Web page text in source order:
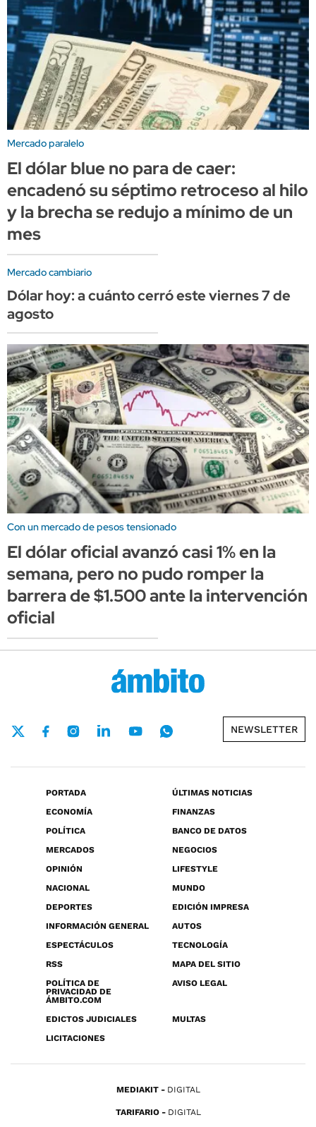
Mercado paralelo
El dólar blue no para de caer:
encadenó su séptimo retroceso al hilo
y la brecha se redujo a mínimo de un
mes
Mercado cambiario
Dólar hoy: a cuánto cerró este viernes 7 de
agosto
Con un mercado de pesos tensionado
El dólar oficial avanzó casi 1% en la
semana, pero no pudo romper la
barrera de $1.500 ante la intervención
oficial
NEWSLETTER
PORTADA
ÚLTIMAS NOTICIAS
ECONOMÍA
FINANZAS
POLÍTICA
BANCO DE DATOS
MERCADOS
NEGOCIOS
OPINIÓN
LIFESTYLE
NACIONAL
MUNDO
DEPORTES
EDICIÓN IMPRESA
INFORMACIÓN GENERAL
AUTOS
ESPECTÁCULOS
TECNOLOGÍA
RSS
MAPA DEL SITIO
POLÍTICA DE
PRIVACIDAD DE
ÁMBITO.COM
AVISO LEGAL
EDICTOS JUDICIALES
MULTAS
LICITACIONES
MEDIAKIT DIGITAL
TARIFARIO DIGITAL